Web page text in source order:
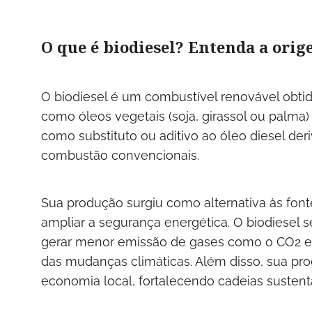
O que é biodiesel? Entenda a
O biodiesel é um combustível renovável
como óleos vegetais (soja, girassol ou
como substituto ou aditivo ao óleo diesel
combustão convencionais.
Sua produção surgiu como alternativa às
ampliar a segurança energética. O biodiesel
gerar menor emissão de gases como o CO2
das mudanças climáticas. Além disso, sua
economia local, fortalecendo cadeias